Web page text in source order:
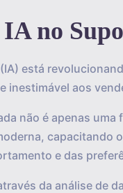
no
está
inestimável aos
não é apenas
capacitando
e das
da análise de